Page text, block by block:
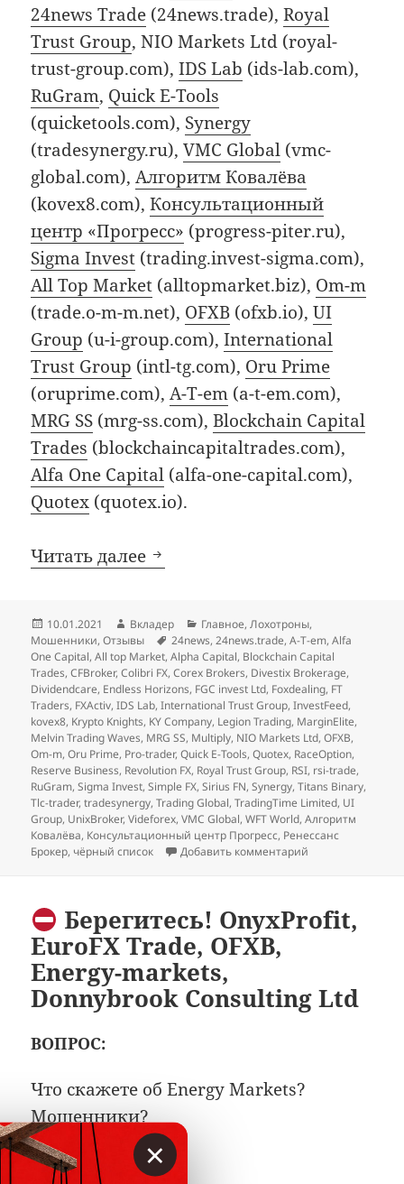
24news Trade (24news.trade),Royal
Trust Group, NIO Markets Ltd (royal-
trust-group.com),IDS Lab (ids-lab.com),
RuGram, Quick E-Tools
(quicketools.com), Synergy
(tradesynergy.ru),VMC Global (vmc-
global.com),Алгоритм Ковалёва
(kovex8.com),Консультационный
центр «Прогресс» (progress-piter.ru),
Sigma Invest (trading.invest-sigma.com),
All Top Market (alltopmarket.biz), Om-m
(trade.o-m-m.net), OFXB (ofxb.io),UI
Group (u-i-group.com),International
Trust Group (intl-tg.com), Oru Prime
(oruprime.com),A-T-em (a-t-em.com),
MRG SS (mrg-ss.com),Blockchain Capital
Trades (blockchaincapitaltrades.com),
Alfa One Capital (alfa-one-capital.com),
Quotex (quotex.io).
Читать далее Декабрьские добавления в
Опубликовано
10.01.2021 Автор
Вкладер Рубрики
Главное,Лохотроны,
Мошенники,Отзывы Метки
24news,24news.trade,A-T-em,Alfa
One Capital,All top Market,Alpha Capital, Blockchain Capital
Trades,CFBroker,Colibri FX,Corex Brokers, Divestix Brokerage,
Dividendcare, Endless Horizons, FGC invest Ltd, Foxdealing, FT
Traders, FXActiv,IDS Lab,International Trust Group,InvestFeed,
kovex8, Krypto Knights, KY Company, Legion Trading, MarginElite,
Melvin Trading Waves, MRG SS, Multiply, NIO Markets Ltd,OFXB,
Om-m,Oru Prime, Pro-trader,Quick E-Tools,Quotex, RaceOption,
Reserve Business, Revolution FX, Royal Trust Group, RSI, rsi-trade,
RuGram,Sigma Invest,Simple FX,Sirius FN,Synergy,Titans Binary,
Tlc-trader,tradesynergy,Trading Global,TradingTime Limited, UI
Group, UnixBroker,Videforex,VMC Global,WFT World,Алгоритм
Ковалёва, Консультационный центр Прогресс, Ренессанс
Брокер, чёрный список Добавить комментарий
Берегитесь! OnyxProfit,
EuroFX Trade, OFXB,
Energy-markets,
Donnybrook Consulting Ltd
ВОПРОС:
Что скажете об Energy Markets?
Мошенники?
×